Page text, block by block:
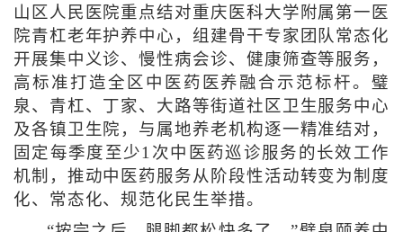
山区人民医院重点结对重庆医科大学附属第一医
院青杠老年护养中心，组建骨干专家团队常态化
开展集中义诊、慢性病会诊、健康筛查等服务，
高标准打造全区中医药医养融合示范标杆。璧
泉、青杠、丁家、大路等街道社区卫生服务中心
及各镇卫生院，与属地养老机构逐一精准结对，
固定每季度至少1次中医药巡诊服务的长效工作
机制，推动中医药服务从阶段性活动转变为制度
化、常态化、规范化民生举措。